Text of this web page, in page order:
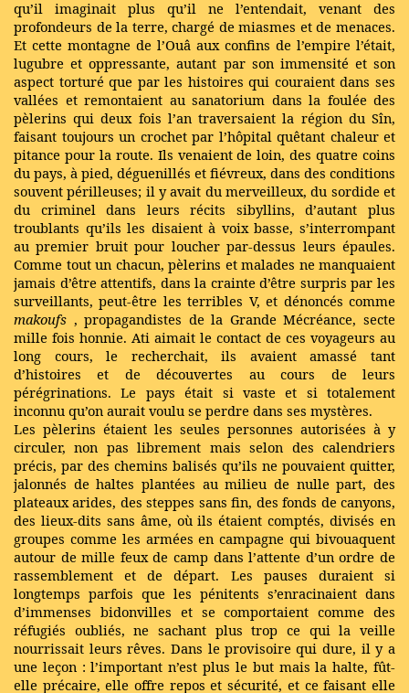
qu’il imaginait plus qu’il ne l’entendait, venant des
profondeurs de la terre, chargé de miasmes et de menaces.
Et cette montagne de l’Ouâ aux confins de l’empire l’était,
lugubre et oppressante, autant par son immensité et son
aspect torturé que par les histoires qui couraient dans ses
vallées et remontaient au sanatorium dans la foulée des
pèlerins qui deux fois l’an traversaient la région du Sîn,
faisant toujours un crochet par l’hôpital quêtant chaleur et
pitance pour la route. Ils venaient de loin, des quatre coins
du pays, à pied, déguenillés et fiévreux, dans des conditions
souvent périlleuses; il y avait du merveilleux, du sordide et
du criminel dans leurs récits sibyllins, d’autant plus
troublants qu’ils les disaient à voix basse, s’interrompant
au premier bruit pour loucher par-dessus leurs épaules.
Comme tout un chacun, pèlerins et malades ne manquaient
jamais d’être attentifs, dans la crainte d’être surpris par les
surveillants, peut-être les terribles V, et dénoncés comme
makoufs , propagandistes de la Grande Mécréance, secte
mille fois honnie. Ati aimait le contact de ces voyageurs au
long cours, le recherchait, ils avaient amassé tant
d’histoires et de découvertes au cours de leurs
pérégrinations. Le pays était si vaste et si totalement
inconnu qu’on aurait voulu se perdre dans ses mystères.
Les pèlerins étaient les seules personnes autorisées à y
circuler, non pas librement mais selon des calendriers
précis, par des chemins balisés qu’ils ne pouvaient quitter,
jalonnés de haltes plantées au milieu de nulle part, des
plateaux arides, des steppes sans fin, des fonds de canyons,
des lieux-dits sans âme, où ils étaient comptés, divisés en
groupes comme les armées en campagne qui bivouaquent
autour de mille feux de camp dans l’attente d’un ordre de
rassemblement et de départ. Les pauses duraient si
longtemps parfois que les pénitents s’enracinaient dans
d’immenses bidonvilles et se comportaient comme des
réfugiés oubliés, ne sachant plus trop ce qui la veille
nourrissait leurs rêves. Dans le provisoire qui dure, il y a
une leçon : l’important n’est plus le but mais la halte, fût-
elle précaire, elle offre repos et sécurité, et ce faisant elle